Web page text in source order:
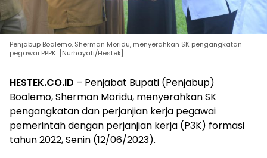
Penjabup Boalemo, Sherman Moridu, menyerahkan SK pengangkatan
pegawai PPPK. [Nurhayati/Hestek]
HESTEK.CO.ID – Penjabat Bupati (Penjabup)
Boalemo, Sherman Moridu, menyerahkan SK
pengangkatan dan perjanjian kerja pegawai
pemerintah dengan perjanjian kerja (P3K) formasi
tahun 2022, Senin (12/06/2023).